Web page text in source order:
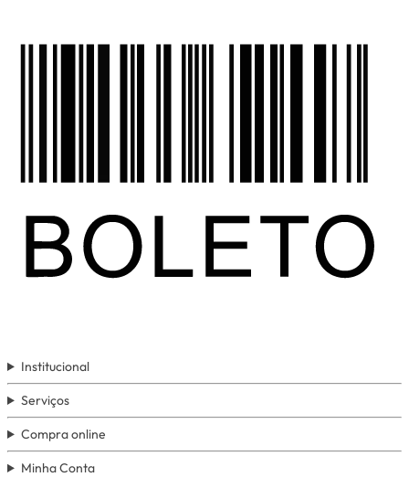
Institucional
Serviços
Compra online
Minha Conta